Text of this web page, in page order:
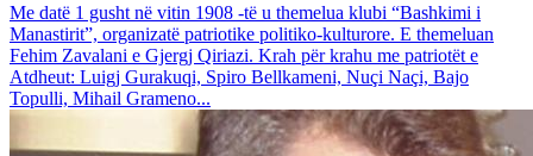
Me datë 1 gusht në vitin 1908 -të u themelua klubi “Bashkimi i
Manastirit”, organizatë patriotike politiko-kulturore. E themeluan
Fehim Zavalani e Gjergj Qiriazi. Krah për krahu me patriotët e
Atdheut: Luigj Gurakuqi, Spiro Bellkameni, Nuçi Naçi, Bajo
Topulli, Mihail Grameno...